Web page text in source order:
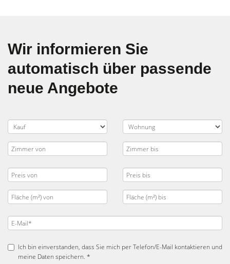
Wir informieren Sie
automatisch über passende
neue Angebote
Ich bin einverstanden, dass Sie mich per Telefon/E-Mail kontaktieren und
meine Daten speichern. *